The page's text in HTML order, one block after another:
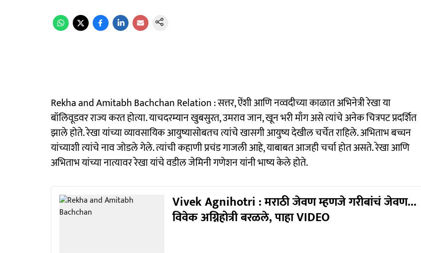
Rekha and Amitabh Bachchan Relation : सत्तर, ऐंशी आणि नव्वदीच्या काळात अभिनेत्री रेखा या
बॉलिवूडवर राज्य करत होत्या. याचदरम्यान खुबसुरत, उमराव जान, खून भरी माँग असे त्यांचे अनेक चित्रपट प्रदर्शित
झाले होते. रेखा यांच्या व्यावसायिक आयुष्यासोबतच त्यांचे खासगी आयुष्य देखील चर्चेत राहिले. अभिताभ बच्चन
यांच्याशी त्यांचे नाव जोडले गेले. त्यांची कहाणी प्रचंड गाजली आहे, याबाबत आजही चर्चा होत असते. रेखा आणि
अभिताभ यांच्या नात्यावर रेखा यांचे वडील जेमिनी गणेशन यांनी भाष्य केले होते.
Vivek Agnihotri : मराठी जेवण म्हणजे गरीबांचं जेवण...
विवेक अग्निहोत्री बरळले, पाहा VIDEO